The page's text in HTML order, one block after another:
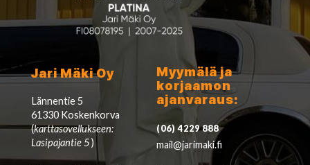
Jari Mäki Oy
Lännentie 5
61330 Koskenkorva
(karttasovellukseen:
Lasipajantie 5)
Myymälä ja
korjaamon
ajanvaraus:
(06) 4229 888
mail@jarimaki.fi